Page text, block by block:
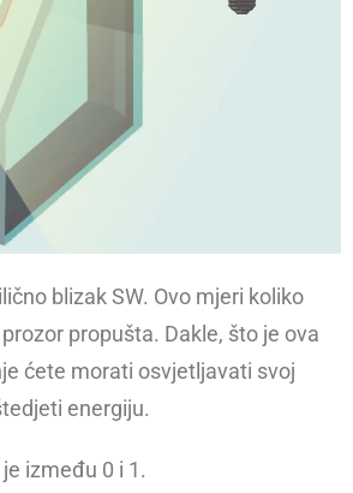
blizak SW. Ovo mjeri koliko
propušta. Dakle, što je ova
ćete morati osvjetljavati svoj
energiju.
između 0 i 1.